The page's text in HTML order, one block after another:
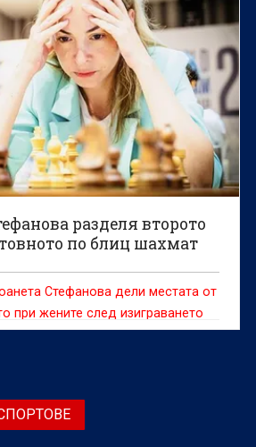
разделя второто
по блиц шахмат
Стефанова дели местата от
при жените след изиграването
кръга на световното първенство